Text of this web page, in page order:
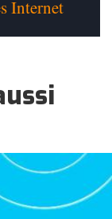
Internet